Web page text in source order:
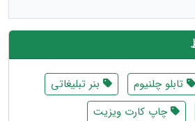
تابلو چلنیوم
بنر تبلیغاتی
چاپ کارت ویزیت